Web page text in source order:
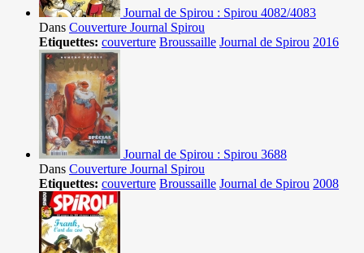
Journal de Spirou : Spirou 4082/4083
Dans Couverture Journal Spirou
Etiquettes: couverture Broussaille Journal de Spirou 2016
Journal de Spirou : Spirou 3688
Dans Couverture Journal Spirou
Etiquettes: couverture Broussaille Journal de Spirou 2008